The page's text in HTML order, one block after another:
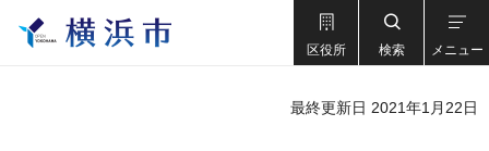
区役所 検索 メニュー
最終更新日 2021年1月22日